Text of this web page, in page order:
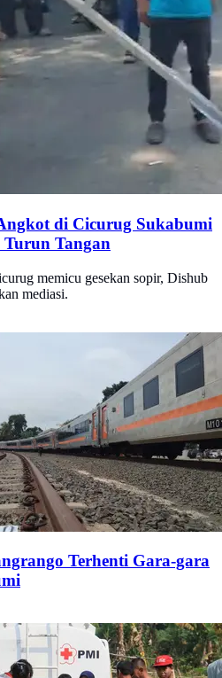
di Cicurug Sukabumi
Turun Tangan
memicu gesekan sopir, Dishub
mediasi.
Terhenti Gara-gara